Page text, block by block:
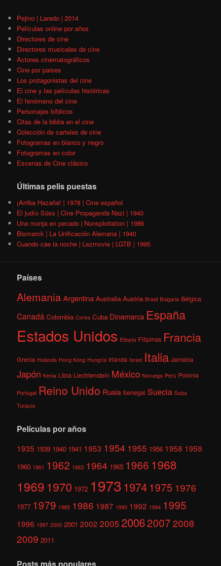
Pejino | Laredo | 2014
Películas online por años
Directores de cine
Directores musicales de cine
Actores cinematográficos
Cine por paises
Los protagonistas del cine
El cine y las películas históricas
El fenómeno del cine
Personajes bíblicos
Citas de la biblia en el cine
Colección de carteles de cine
Fotogramas en blanco y negro
Fotogramas en color
Escenas de Cine clásico
Últimas pelis puestas
¡Arriba Hazaña! | 1978 | Cine español
El judío Süss | Cine Propaganda Nazi | 1940
Una monja en pecado | Nunsploitation | 1986
Bismarck | La Unificación Alemana | 1940
Cuando cae la noche | Lezmovie | LGTB | 1995
Países
AlemaniaArgentina Australia Austria Brasil Bulgaria Bélgica
Canadá Colombia Corea Cuba Dinamarca España
Estados Unidos Etiopía Filipinas Francia
Grecia Holanda Hong Kong Hungría Irlanda Israel Italia Jamaica
Japón Kenia Libia Liechtenstein México Noruega Perú Polonia
Portugal Reino Unido Rusia Senegal Suecia Suiza
Turquía
Películas por años
1935 1939 1940 1941 1953 1954 1955 1956 1958 1959
1960 1961 1962 1963 1964 1965 1966 1968
1969 1970 1972 1973 1974 1975 1976
1977 1979 1985 1986 1987 1990 1992 1994 1995
1996 1997 2000 2001 2002 2005 200620072008
2009 2011